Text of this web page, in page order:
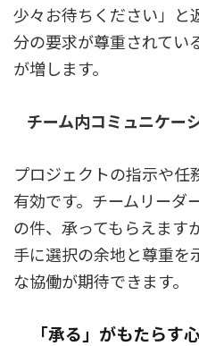
少々お待ちください」と
分の要求が尊重されてい
が増します。
チーム内コミュニケー
プロジェクトの指示や任
有効です。チームリーダ
の件、承ってもらえます
手に選択の余地と尊重を
な協働が期待できます。
「承る」がもたらす